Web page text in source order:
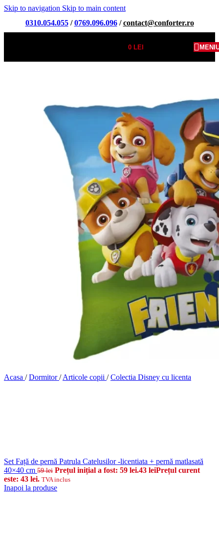
Skip to navigation Skip to main content
0310.054.055/0769.096.096/contact@conforter.ro
0LEI
Acasa / Dormitor/ Articole copii / Colectia Disney cu licenta
Set Față de pernă Patrula Catelusilor -licentiata + pernă matlasată
40×40 cm 59lei Prețul inițial a fost: 59 lei.43 leiPrețul curent
este: 43 lei. TVA inclus
Inapoi la produse